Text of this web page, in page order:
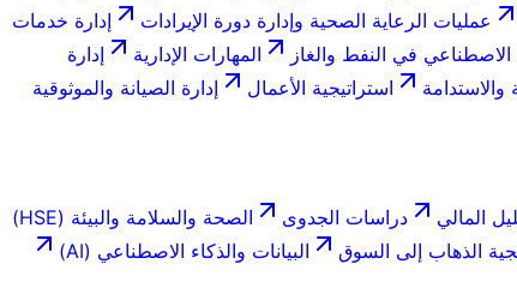
عمليات الرعاية الصحية وإدارة دورة الإيرادات
إدارة خدمات
الاصطناعي في النفط والغاز المهارات الإدارية
إدارة
والاستدامة استراتيجية الأعمال
إدارة الصيانة والموثوقية
المالي دراسات الجدوى
الصحة والسلامة والبيئة (HSE)
الذهاب إلى السوق البيانات والذكاء الاصطناعي (AI)